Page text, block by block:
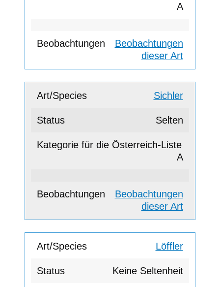
A
Beobachtungen
dieser Art
Sichler
Selten
A
Beobachtungen
dieser Art
Löffler
Keine Seltenheit